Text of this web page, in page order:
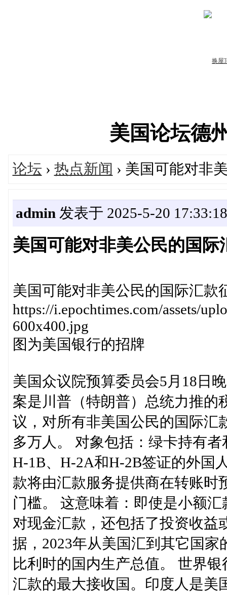
美国论坛德
论坛 › 热点新闻 › 美国可能对非
admin 发表于 2025-5-20 17:33:18
美国可能对非美公民的国际
美国可能对非美公民的国际汇款
https://i.epochtimes.com/assets/
600x400.jpg
图为美国银行的招牌
美国众议院预算委员会5月18日
案是川普（特朗普）总统力推的
议，对所有非美国公民的国际汇
多万人。 对象包括：绿卡持有
H-1B、H-2A和H-2B签证的外国
款将由汇款服务提供商在转账时
门槛。 这意味着：即使是小额
对现金汇款，还包括了投资收益
据，2023年从美国汇到其它国
比利时的国内生产总值。 世界
汇款的最大接收国。印度人是美